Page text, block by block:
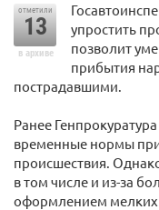
отметили
13
в архиве
упростить
позволит
прибытия
пострадавшими.
Ранее
временные нормы
происшествия.
в том числе и из-за
оформлением мелких